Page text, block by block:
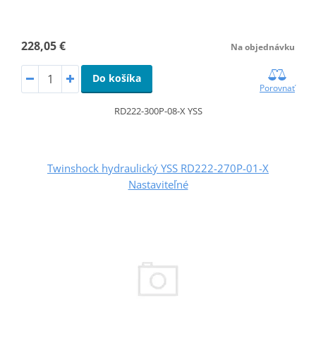
228,05 € Na objednávku
Do košíka
Porovnať
RD222-300P-08-X YSS
Twinshock hydraulický YSS RD222-270P-01-X
Nastaviteľné